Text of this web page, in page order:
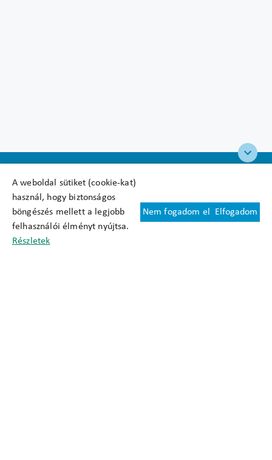
A weboldal sütiket (cookie-kat)
használ, hogy biztonságos
böngészés mellett a legjobb
felhasználói élményt nyújtsa.
Részletek
Nem fogadom el Elfogadom
Felhasználási feltételek